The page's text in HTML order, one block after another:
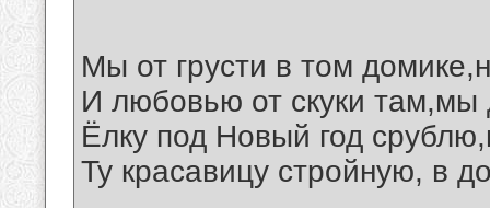
Мы от грусти в том
И любовью от скуки там,мы
Ёлку под Новый год
Ту красавицу стройную, в